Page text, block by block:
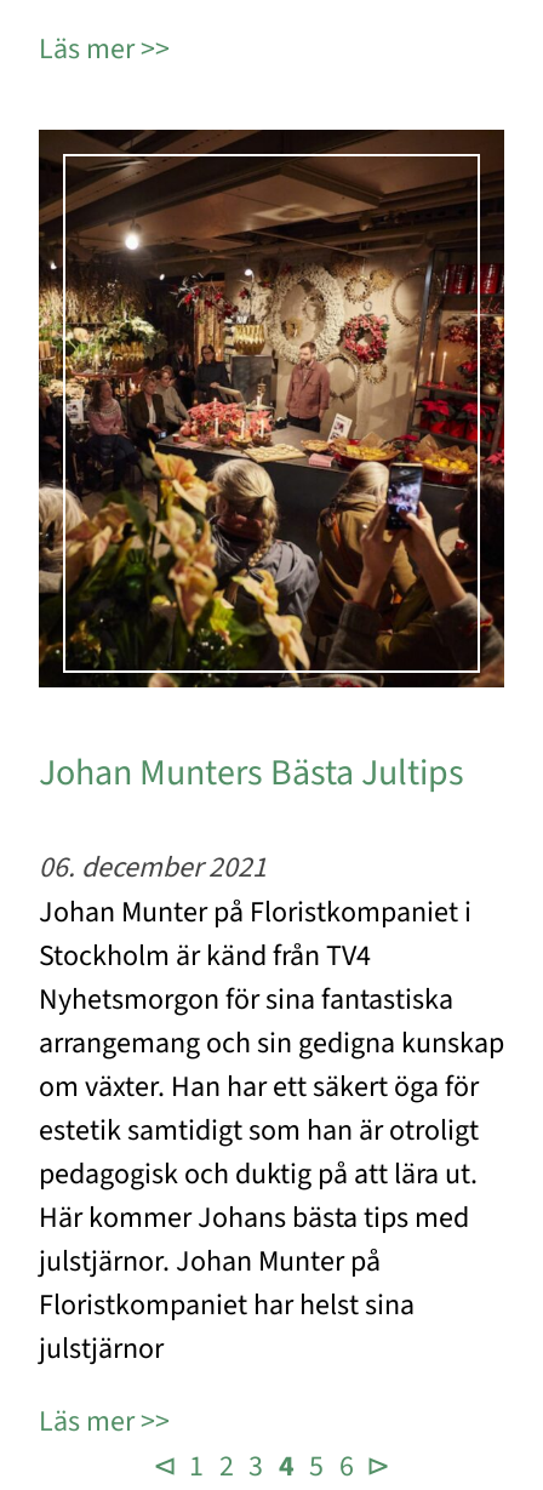
Läs mer
Johan Munters Bästa Jultips
06. december 2021
Johan Munter på Floristkompaniet i
Stockholm är känd från TV4
Nyhetsmorgon för sina fantastiska
arrangemang och sin gedigna kunskap
om växter. Han har ett säkert öga för
estetik samtidigt som han är otroligt
pedagogisk och duktig på att lära ut.
Här kommer Johans bästa tips med
julstjärnor. Johan Munter på
Floristkompaniet har helst sina
julstjärnor
Läs mer
⊲ 1 2 3 4 5 6 ⊳